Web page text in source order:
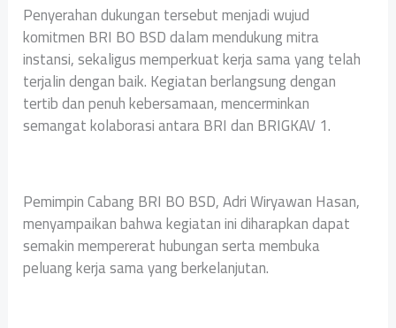
Penyerahan dukungan tersebut menjadi wujud
komitmen BRI BO BSD dalam mendukung mitra
instansi, sekaligus memperkuat kerja sama yang telah
terjalin dengan baik. Kegiatan berlangsung dengan
tertib dan penuh kebersamaan, mencerminkan
semangat kolaborasi antara BRI dan BRIGKAV 1.
Pemimpin Cabang BRI BO BSD, Adri Wiryawan Hasan,
menyampaikan bahwa kegiatan ini diharapkan dapat
semakin mempererat hubungan serta membuka
peluang kerja sama yang berkelanjutan.